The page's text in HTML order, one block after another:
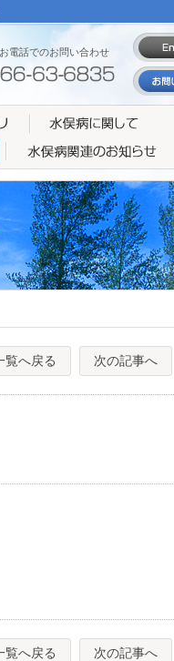
電話でのお問い合わせ
覧へ戻る 次の記事へ
覧へ戻る 次の記事へ